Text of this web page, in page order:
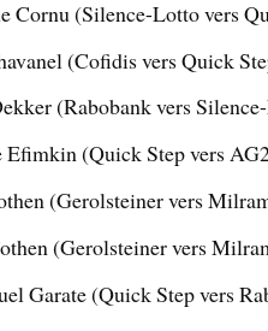
Cornu (Silence-Lotto vers
(Cofidis vers Quick
(Rabobank vers
Efimkin (Quick Step vers
(Gerolsteiner vers
(Gerolsteiner vers
Garate (Quick Step vers